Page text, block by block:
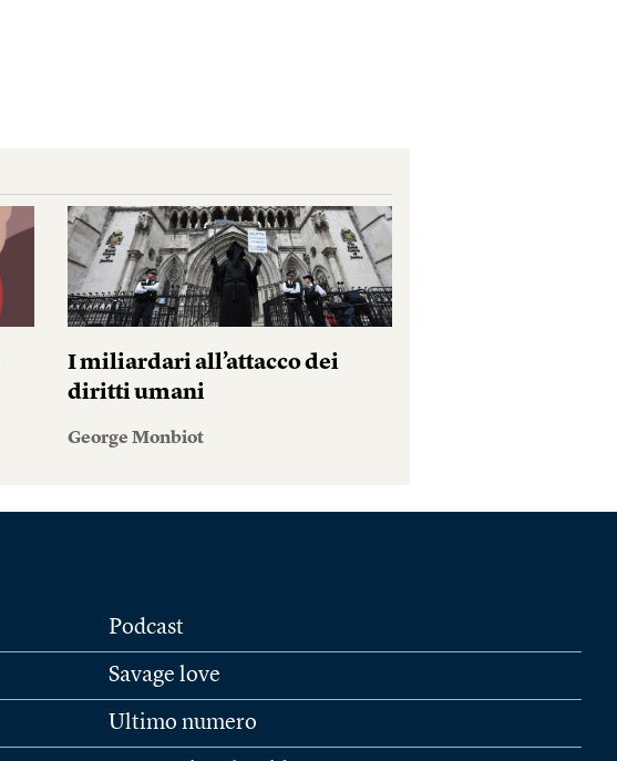
I miliardari all’attacco dei
diritti umani
George Monbiot
Podcast
Savage love
Ultimo numero